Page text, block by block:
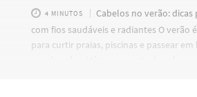
4 MINUTOS
Cabelos no verão: dicas
com fios saudáveis e radiantes O verão
para curtir praias, piscinas e passear em
ensolarados. Há quem goste do calor